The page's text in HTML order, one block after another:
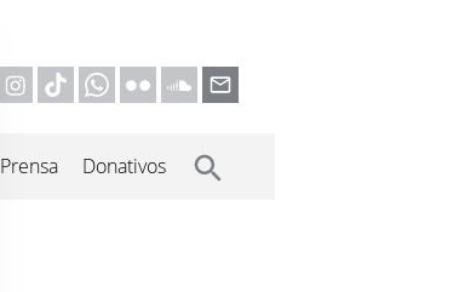
Prensa Donativos